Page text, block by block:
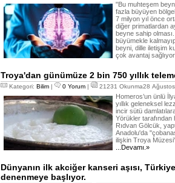
"Bu muhteşem
fazla büyüyen
7 milyon yıl önce
diğer primatlardan
beyne sahip
büyümekle
beyni, dille iletişim
çok avantaj
Troya'dan günümüze 2 bin 750 yıllık
Kategori: Bilim | 0 Yorum | 21231 Okunma28
Homeros’un ünlü
yıllık geleneksel
incir sütü
Yörükler tarafından
Rıdvan Gölcük,
Anadolu'da
ilişkin Troya
...Devamı.»
Dünyanın ilk akciğer kanseri aşısı,
denenmeye başlıyor.